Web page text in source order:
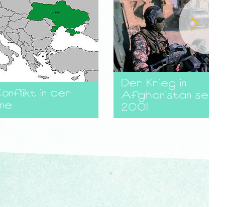
in der
Der Krieg in
Afghanistan seit
2001